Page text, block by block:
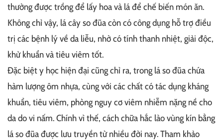
thường được trồng để lấy hoa và lá để chế biến món ăn.
Không chỉ vậy, lá cây so đũa còn có công dụng hỗ trợ điều
trị các bệnh lý về da liễu, nhờ có tính thanh nhiệt, giải độc,
khử khuẩn và tiêu viêm tốt.
Đặc biệt y học hiện đại cũng chỉ ra, trong lá so đũa chứa
hàm lượng ôm nhựa, cùng với các chất có tác dụng kháng
khuẩn, tiêu viêm, phòng nguy cơ viêm nhiễm nặng nề cho
da do vi nấm. Chính vì thế, cách chữa hắc lào vùng kín bằng
lá so đũa được lưu truyền từ nhiều đời nay. Tham khảo